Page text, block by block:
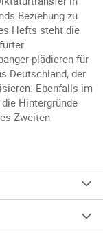
Beziehung zu
Hefts steht die
plädieren für
Deutschland, der
Ebenfalls im
Hintergründe
Zweiten